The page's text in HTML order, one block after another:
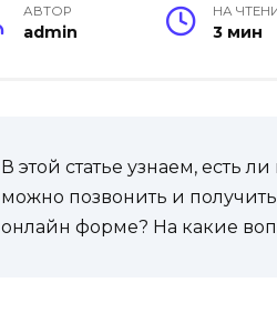
АВТОР
admin
НА
3 мин
В этой статье узнаем, есть
можно позвонить и
онлайн форме? На какие